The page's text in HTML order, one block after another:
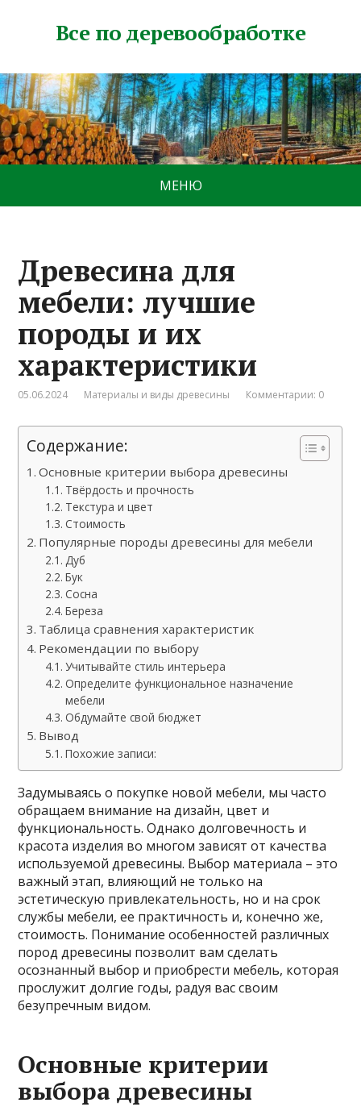
Все по деревообработке
МЕНЮ
Древесина для
мебели: лучшие
породы и их
характеристики
05.06.2024 Материалы и виды древесины Комментарии: 0
Содержание:
Основные критерии выбора древесины
Твёрдость и прочность
Текстура и цвет
Стоимость
Популярные породы древесины для мебели
Дуб
Бук
Сосна
Береза
Таблица сравнения характеристик
Рекомендации по выбору
Учитывайте стиль интерьера
Определите функциональное назначение
мебели
Обдумайте свой бюджет
Вывод
Похожие записи:
Задумываясь о покупке новой мебели, мы часто
обращаем внимание на дизайн, цвет и
функциональность. Однако долговечность и
красота изделия во многом зависят от качества
используемой древесины. Выбор материала – это
важный этап, влияющий не только на
эстетическую привлекательность, но и на срок
службы мебели, ее практичность и, конечно же,
стоимость. Понимание особенностей различных
пород древесины позволит вам сделать
осознанный выбор и приобрести мебель, которая
прослужит долгие годы, радуя вас своим
безупречным видом.
Основные критерии
выбора древесины